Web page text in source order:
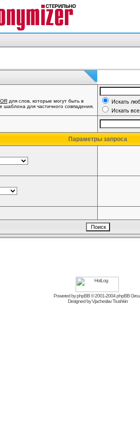
OR для слов, которые могут быть в
шаблона для частичного совпадения.
Искать
Искать
Параметры запроса
Powered byphpBB© 2001-2004 phpBB
Designed byVjacheslav Trushkin